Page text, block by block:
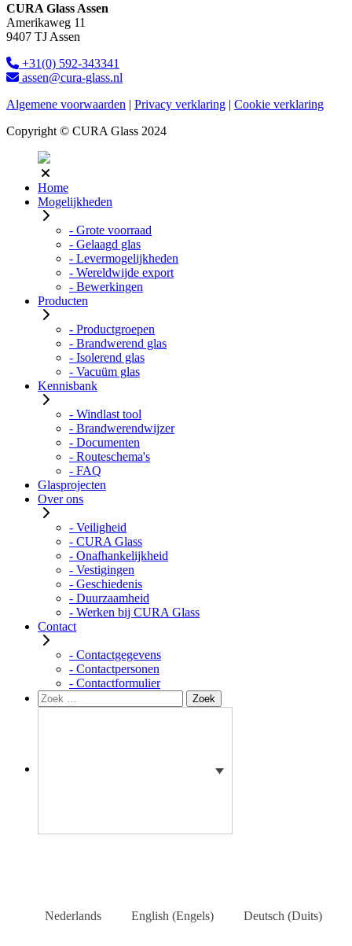
CURA Glass Assen
Amerikaweg 11
9407 TJ Assen
+31(0) 592-343341
assen@cura-glass.nl
Algemene voorwaarden | Privacy verklaring | Cookie verklaring
Copyright © CURA Glass 2024
Home
Mogelijkheden
- Grote voorraad
- Gelaagd glas
- Levermogelijkheden
- Wereldwijde export
- Bewerkingen
Producten
- Productgroepen
- Brandwerend glas
- Isolerend glas
- Vacuüm glas
Kennisbank
- Windlast tool
- Brandwerendwijzer
- Documenten
- Routeschema's
- FAQ
Glasprojecten
Over ons
- Veiligheid
- CURA Glass
- Onafhankelijkheid
- Vestigingen
- Geschiedenis
- Duurzaamheid
- Werken bij CURA Glass
Contact
- Contactgegevens
- Contactpersonen
- Contactformulier
Zoeken
naar:
Zoek
Nederlands English (Engels) Deutsch (Duits)